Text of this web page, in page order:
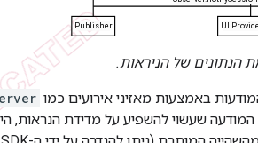
הנתונים של הניראות.
באמצעות מאזיני אירועים כמו
שעשוי להשפיע על מדידת הנראות,